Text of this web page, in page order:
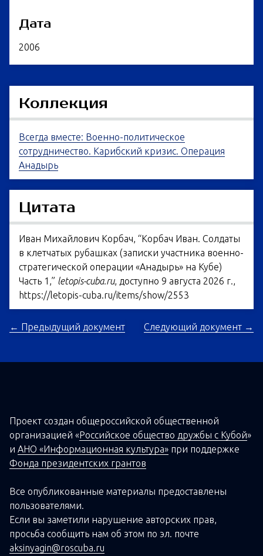
Дата
2006
Коллекция
Всегда вместе: Военно-политическое
сотрудничество. Карибский кризис. Операция
Анадырь
Цитата
Иван Михайлович Корбач, “Корбач Иван. Солдаты
в клетчатых рубашках (записки участника военно-
стратегической операции «Анадырь» на Кубе)
Часть 1,” letopis-cuba.ru, доступно 9 августа 2026 г.,
https://letopis-cuba.ru/items/show/2553
← Предыдущий документ Следующий документ →
Проект создан общероссийской общественной
организацией «Российское общество дружбы с Кубой»
и АНО «Информационная культура» при поддержке
Фонда президентских грантов
Все опубликованные материалы предоставлены
пользователями.
Если вы заметили нарушение авторских прав,
просьба сообщить нам об этом по эл. почте
aksinyagin@roscuba.ru